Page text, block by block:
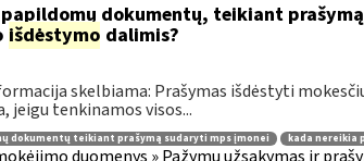
dokumentų, teikiant
išdėstymo dalimis?
skelbiama: Prašymas išdėstyti
tenkinamos visos...
dokumentų teikiant prašymą sudaryti mps įmonei kada nereikia